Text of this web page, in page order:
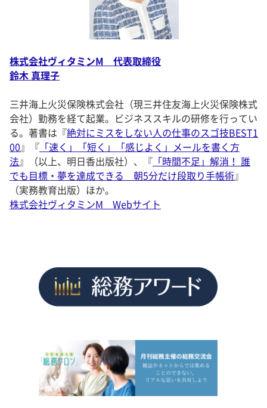
株式会社ヴィタミンM 代表取締役
鈴木 真理子
三井海上火災保険株式会社（現三井住友海上火災保険株式
会社）勤務を経て起業。ビジネススキルの研修を行ってい
る。著書は『絶対にミスをしない人の仕事のスゴ技BEST1
00』『 「速く」「短く」「感じよく」メールを書く方
法』（以上、明日香出版社）、『 「時間不足」解消！ 誰
でも目標・夢を達成できる 朝5分だけ段取り手帳術』
（実務教育出版）ほか。
株式会社ヴィタミンM Webサイト